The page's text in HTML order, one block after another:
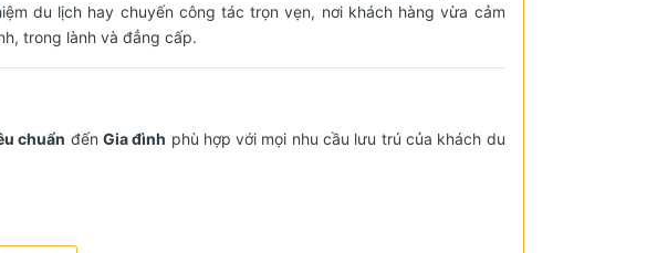
du lịch hay chuyến công tác trọn vẹn, nơi khách hàng vừa cảm
trong lành và đẳng cấp.
chuẩn đến Gia đình phù hợp với mọi nhu cầu lưu trú của khách du